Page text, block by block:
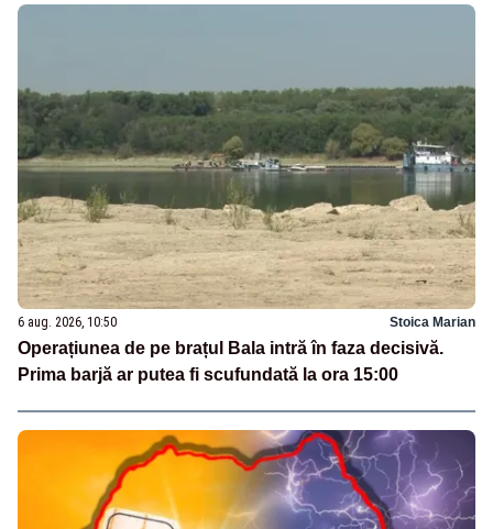
6 aug. 2026, 10:50 Stoica Marian
Operațiunea de pe brațul Bala intră în faza decisivă.
Prima barjă ar putea fi scufundată la ora 15:00